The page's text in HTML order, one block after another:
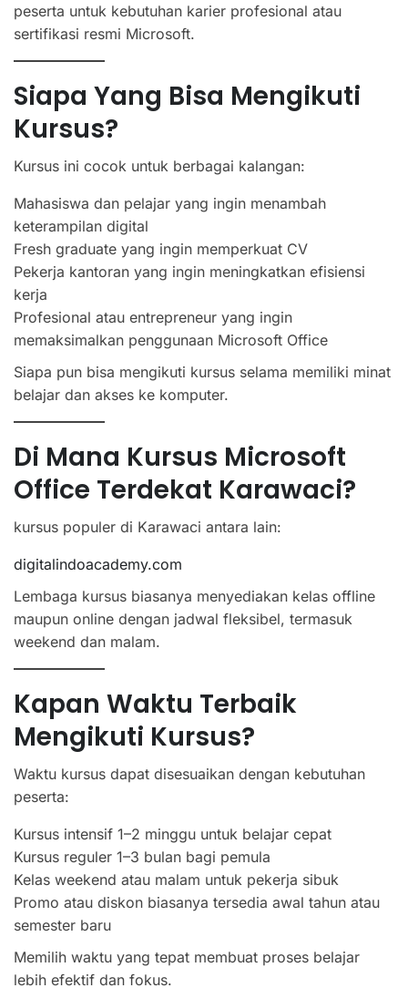
peserta untuk kebutuhan karier profesional atau
sertifikasi resmi Microsoft.
Siapa Yang Bisa Mengikuti
Kursus?
Kursus ini cocok untuk berbagai kalangan:
Mahasiswa dan pelajar yang ingin menambah
keterampilan digital
Fresh graduate yang ingin memperkuat CV
Pekerja kantoran yang ingin meningkatkan efisiensi
kerja
Profesional atau entrepreneur yang ingin
memaksimalkan penggunaan Microsoft Office
Siapa pun bisa mengikuti kursus selama memiliki minat
belajar dan akses ke komputer.
Di Mana Kursus Microsoft
Office Terdekat Karawaci?
kursus populer di Karawaci antara lain:
digitalindoacademy.com
Lembaga kursus biasanya menyediakan kelas offline
maupun online dengan jadwal fleksibel, termasuk
weekend dan malam.
Kapan Waktu Terbaik
Mengikuti Kursus?
Waktu kursus dapat disesuaikan dengan kebutuhan
peserta:
Kursus intensif 1–2 minggu untuk belajar cepat
Kursus reguler 1–3 bulan bagi pemula
Kelas weekend atau malam untuk pekerja sibuk
Promo atau diskon biasanya tersedia awal tahun atau
semester baru
Memilih waktu yang tepat membuat proses belajar
lebih efektif dan fokus.